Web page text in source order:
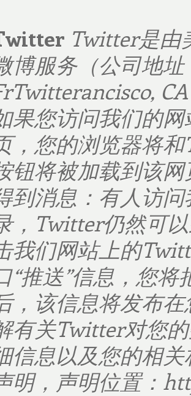
Twitter是由
博服务（公司地址
CA
果您访问我们的
，您的浏览器将和
钮将被加载到该
到消息：有人访
， Twitter仍然可
我们网站上的
“推送”信息，您将
，该信息将发布
有关Twitter对您
信息以及您的相
明，声明位置：